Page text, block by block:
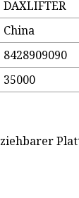
DAXLIFTER
China
8428909090
35000